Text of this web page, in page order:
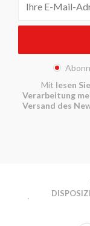
Mit lesen
Verarbeitung
Versand des